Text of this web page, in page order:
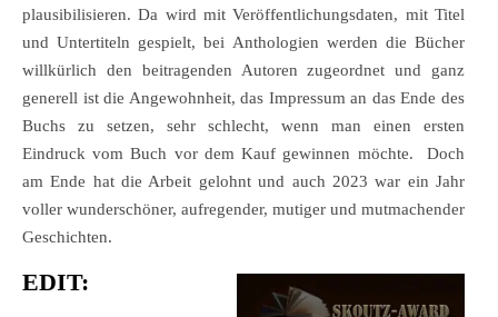
plausibilisieren. Da wird mit Veröffentlichungsdaten, mit Titel
und Untertiteln gespielt, bei Anthologien werden die Bücher
willkürlich den beitragenden Autoren zugeordnet und ganz
generell ist die Angewohnheit, das Impressum an das Ende des
Buchs zu setzen, sehr schlecht, wenn man einen ersten
Eindruck vom Buch vor dem Kauf gewinnen möchte. Doch
am Ende hat die Arbeit gelohnt und auch 2023 war ein Jahr
voller wunderschöner, aufregender, mutiger und mutmachender
Geschichten.
EDIT: